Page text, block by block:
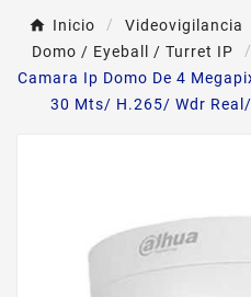
Inicio Videovigilancia
Domo / Eyeball / Turret IP
Camara Ip Domo De 4
30 Mts/ H.265/ Wdr